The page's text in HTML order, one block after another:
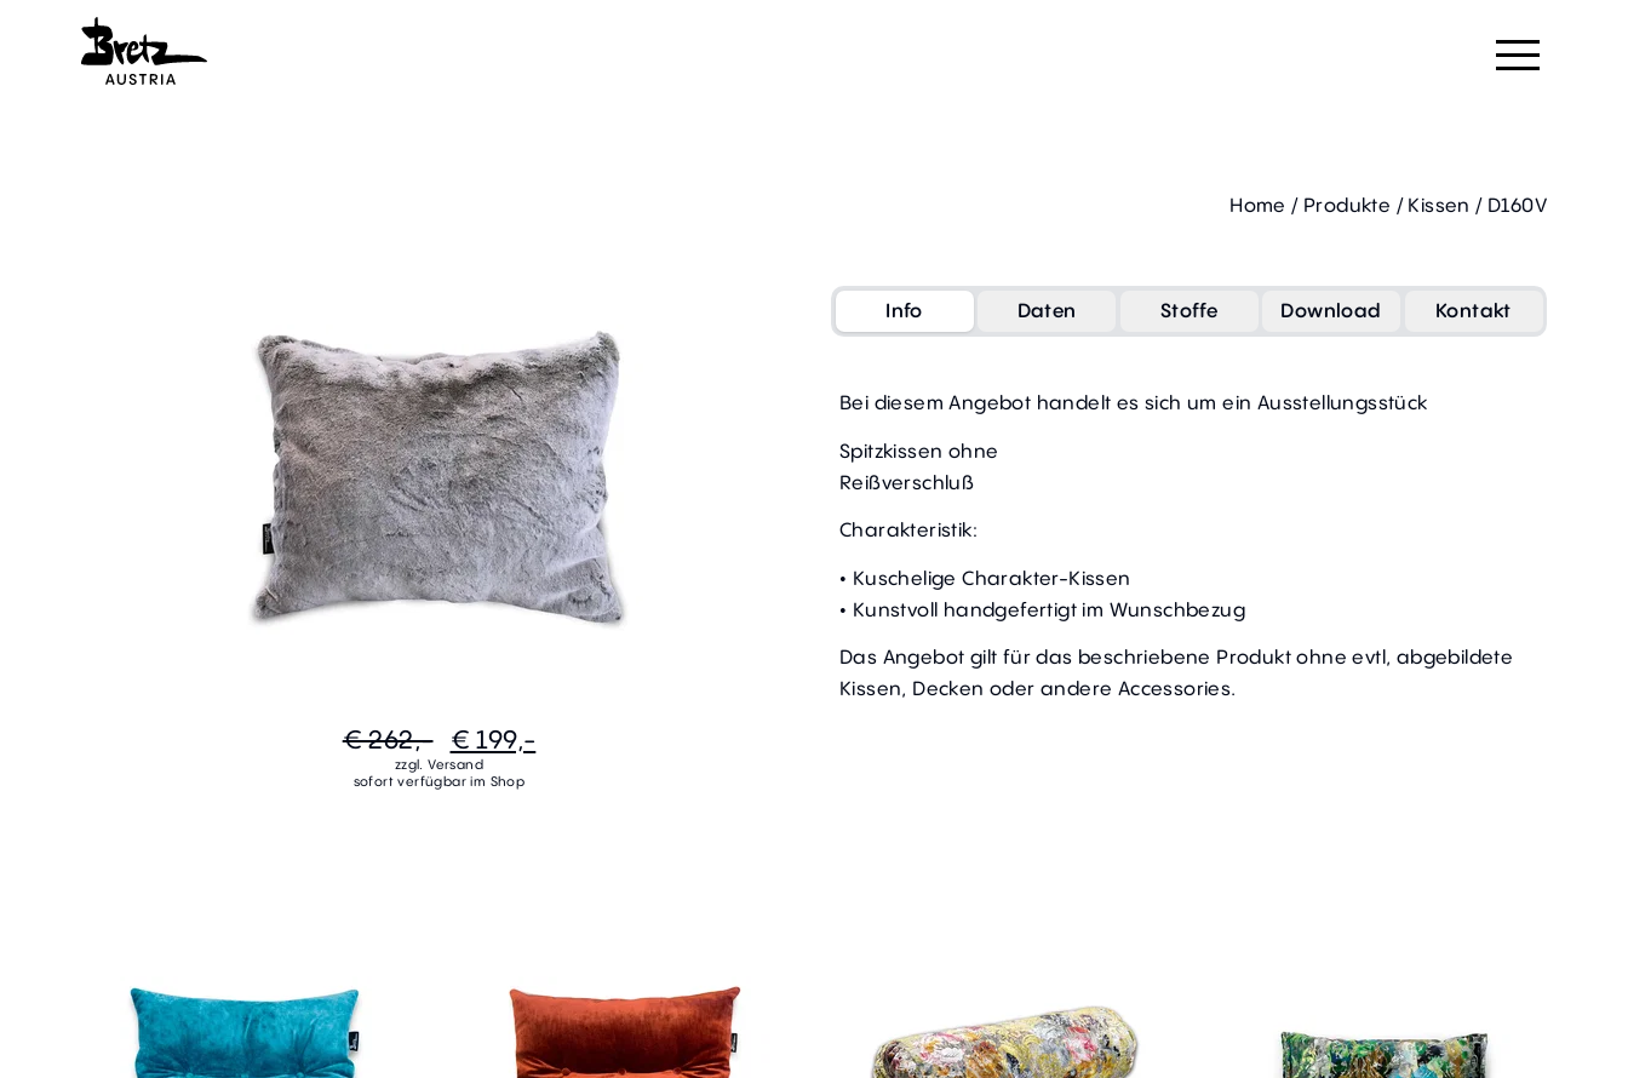
Home / Produkte / Kissen / D160V
€ 262,- € 199,-
zzgl. Versand
sofort verfügbar im Shop
Info Daten Stoffe Download Kontakt
Bei diesem Angebot handelt es sich um ein Ausstellungsstück
Spitzkissen ohne
Reißverschluß
Charakteristik:
• Kuschelige Charakter-Kissen
• Kunstvoll handgefertigt im Wunschbezug
Das Angebot gilt für das beschriebene Produkt ohne evtl, abgebildete
Kissen, Decken oder andere Accessories.